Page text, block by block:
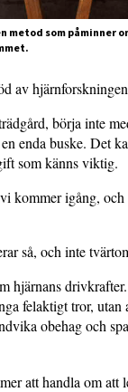
metod som påminner
av
börja inte
enda buske. Det
som känns viktig.
kommer igång,
så, och inte
hjärnans
felaktigt tror,
obehag och
att handla om att